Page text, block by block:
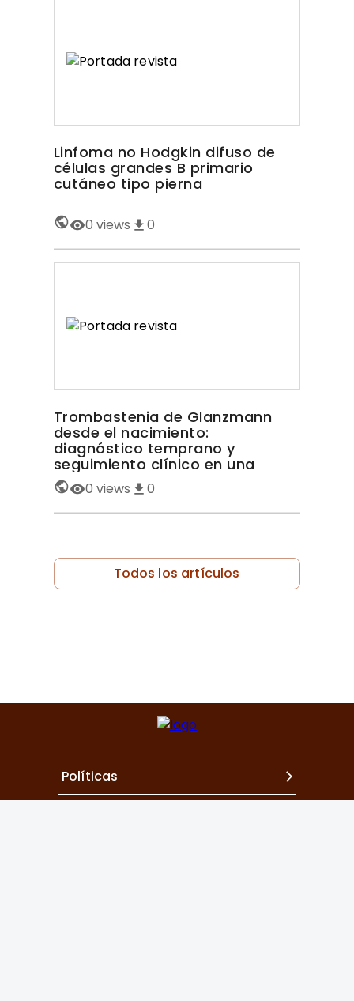
Linfoma no Hodgkin difuso de
células grandes B primario
cutáneo tipo pierna
0 views 0
Trombastenia de Glanzmann
desde el nacimiento:
diagnóstico temprano y
seguimiento clínico en una
paciente con sangrado
persistente
0 views 0
Todos los artículos
Políticas